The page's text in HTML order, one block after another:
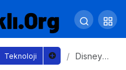
Teknoloji
Disney+
Parlayan Yıldızı